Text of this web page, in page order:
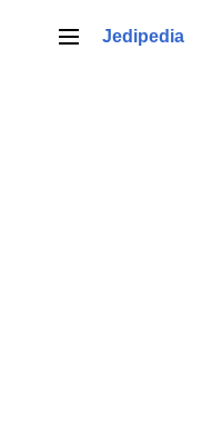
springenHauptmenü
Jedipedia